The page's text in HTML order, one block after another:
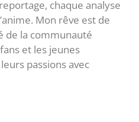
chaque analyse
Mon rêve est de
de la communauté
et les jeunes
passions avec